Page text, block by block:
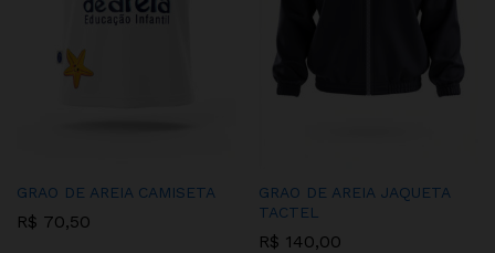
GRAO DE AREIA CAMISETA
R$ 70,50
GRAO DE AREIA JAQUETA
TACTEL
R$ 140,00